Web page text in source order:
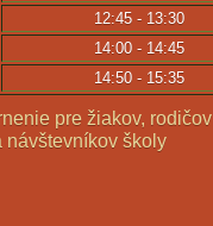
12:45 - 13:30
14:00 - 14:45
14:50 - 15:35
pre žiakov, rodičov
návštevníkov školy